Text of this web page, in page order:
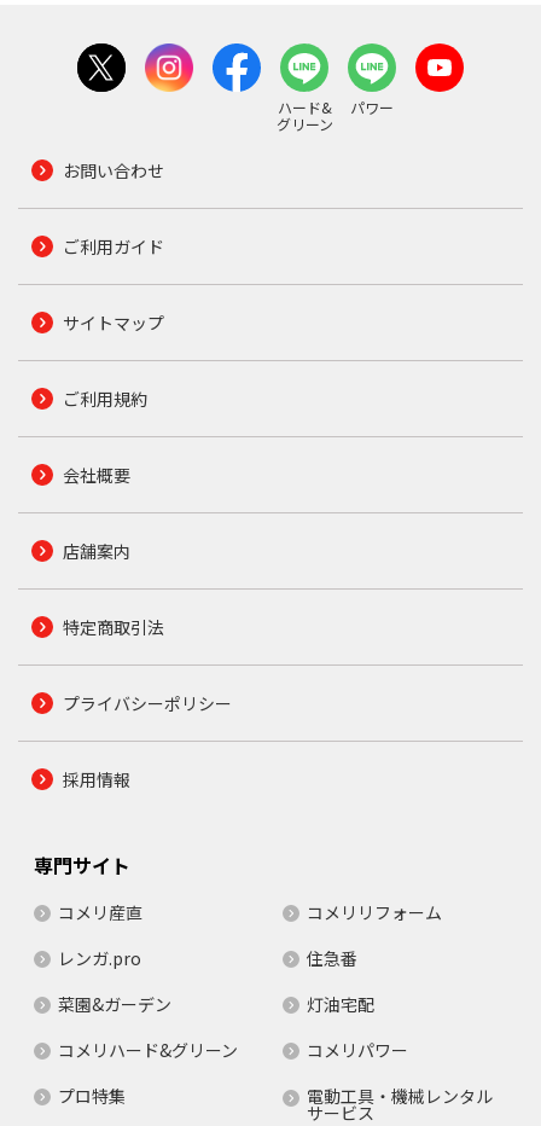
ハード&
グリーン
パワー
お問い合わせ
ご利用ガイド
サイトマップ
ご利用規約
会社概要
店舗案内
特定商取引法
プライバシーポリシー
採用情報
専門サイト
コメリ産直
コメリリフォーム
レンガ.pro
住急番
菜園&ガーデン
灯油宅配
コメリハード&グリーン
コメリパワー
プロ特集
電動工具・機械レンタル
サービス